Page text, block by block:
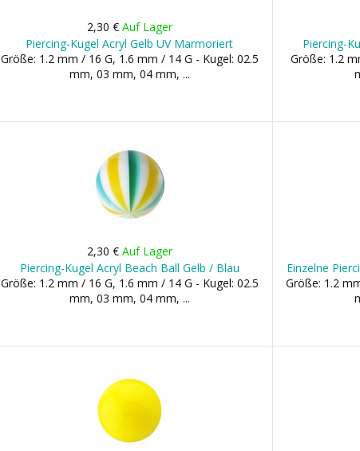
2,30 € Auf Lager
Piercing-Kugel Acryl Gelb UV Marmoriert
Größe: 1.2 mm / 16 G, 1.6 mm / 14 G - Kugel: 02.5
mm, 03 mm, 04 mm, ...
Piercing-
Größe: 1.2
2,30 € Auf Lager
Piercing-Kugel Acryl Beach Ball Gelb / Blau
Größe: 1.2 mm / 16 G, 1.6 mm / 14 G - Kugel: 02.5
mm, 03 mm, 04 mm, ...
Einzelne
Größe: 1.2